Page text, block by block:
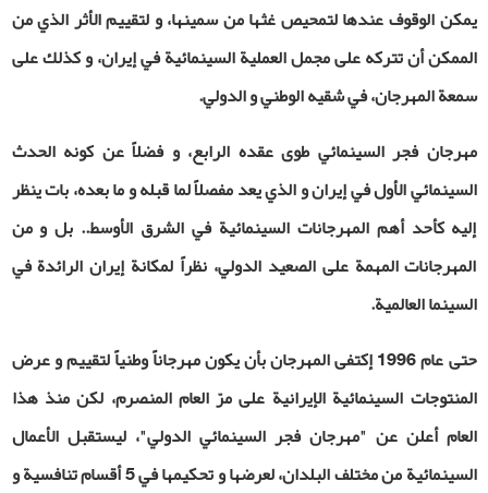
يمكن الوقوف عندها لتمحيص غثها من سمينها، و لتقييم الأثر الذي من
الممكن أن تتركه على مجمل العملية السينمائية في إيران، و كذلك على
سمعة المهرجان، في شقيه الوطني و الدولي.
مهرجان فجر السينمائي طوى عقده الرابع، و فضلاً عن كونه الحدث
السينمائي الأول في إيران و الذي يعد مفصلاً لما قبله و ما بعده، بات ينظر
إليه كأحد أهم المهرجانات السينمائية في الشرق الأوسط.. بل و من
المهرجانات المهمة على الصعيد الدولي، نظراً لمكانة إيران الرائدة في
السينما العالمية.
حتى عام 1996 إكتفى المهرجان بأن يكون مهرجاناً وطنياً لتقييم و عرض
المنتوجات السينمائية الإيرانية على مرّ العام المنصرم، لكن منذ هذا
العام أعلن عن "مهرجان فجر السينمائي الدولي"، ليستقبل الأعمال
السينمائية من مختلف البلدان، لعرضها و تحكيمها في 5 أقسام تنافسية و